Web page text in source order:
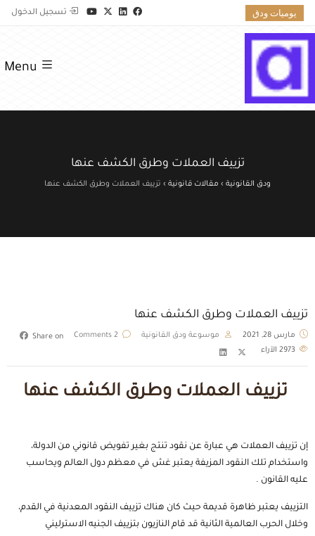
يوميات ودق تسجيل الدخول
Menu
تزييف العملات وطرق الكشف عنها
ودق القانونية › مقالات قانونية › تزييف العملات وطرق الكشف عنها
تزييف العملات وطرق الكشف عنها
مارس 28, 2021 موسوعة ودق القانونية
2 Comments
الآراء
Share on
تزييف العملات وطرق الكشف عنها
إن تزييف العملات هي عبارة عن نقود تنتج بغير تفويض قانوني من الدولة،
واستخدام تلك النقود المزيفة يعتبر غش في معظم دول العالم ويحاسب
عليه القانون .
التزييف يعتبر ظاهرة قديمة حيث كان هناك تزييف النقود المعدنية في القدم،
وخلال الحرب العالمية الثانية قد قام النازيون بتزييف الجنيه الاسترليني